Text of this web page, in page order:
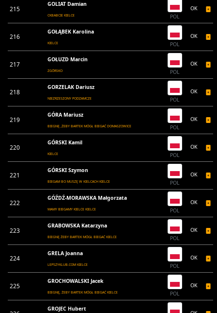
215
GOLIAT Damian
CKBABCIE KIELCE POL
OK
216
GOŁĄBEK Karolina
KIELCE POL
OK
217
GOŁUZD Marcin
ZGÓRSKO POL
OK
218
GORZELAK Dariusz
NIEZRZESZONY PODZAMCZE POL
OK
219
GÓRA Mariusz
BIEGNĘ ,ŻEBY BARTEK MÓGŁ BIEGAĆ DOMASZOWICE POL
OK
220
GÓRSKI Kamil
KIELCE POL
OK
221
GÓRSKI Szymon
BIEGAM BO MUSZĘ W KIELCACH KIELCE POL
OK
222
GÓŹDŹ-MORAWSKA Małgorzata
MAMY BIEGAMY KIELCE KIELCE POL
OK
223
GRABOWSKA Katarzyna
BIEGNĘ ŻEBY BARTEK MÓGŁ BIEGAĆ KIELCE POL
OK
224
GRELA Joanna
LEPSZYKLUB.COM KIELCE POL
OK
225
GROCHOWALSKI Jacek
BIEGNĘ, ŻEBY BARTEK MÓGŁ BIEGAĆ KIELCE POL
OK
GROJEC Hubert